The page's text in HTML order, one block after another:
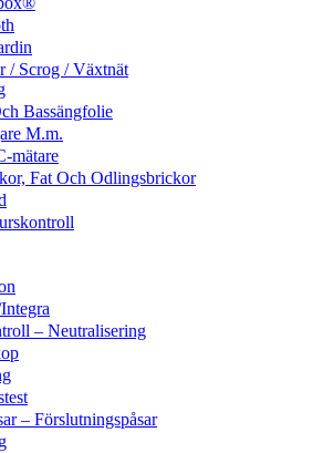
/ Scrog / Växtnät
Bassängfolie
M.m.
mätare
Fat Och Odlingsbrickor
– Neutralisering
– Förslutningspåsar